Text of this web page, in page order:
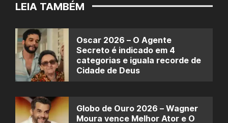
LEIA TAMBÉM
Oscar 2026 – O Agente
Secreto é indicado em 4
categorias e iguala recorde de
Cidade de Deus
Globo de Ouro 2026 – Wagner
Moura vence Melhor Ator e O